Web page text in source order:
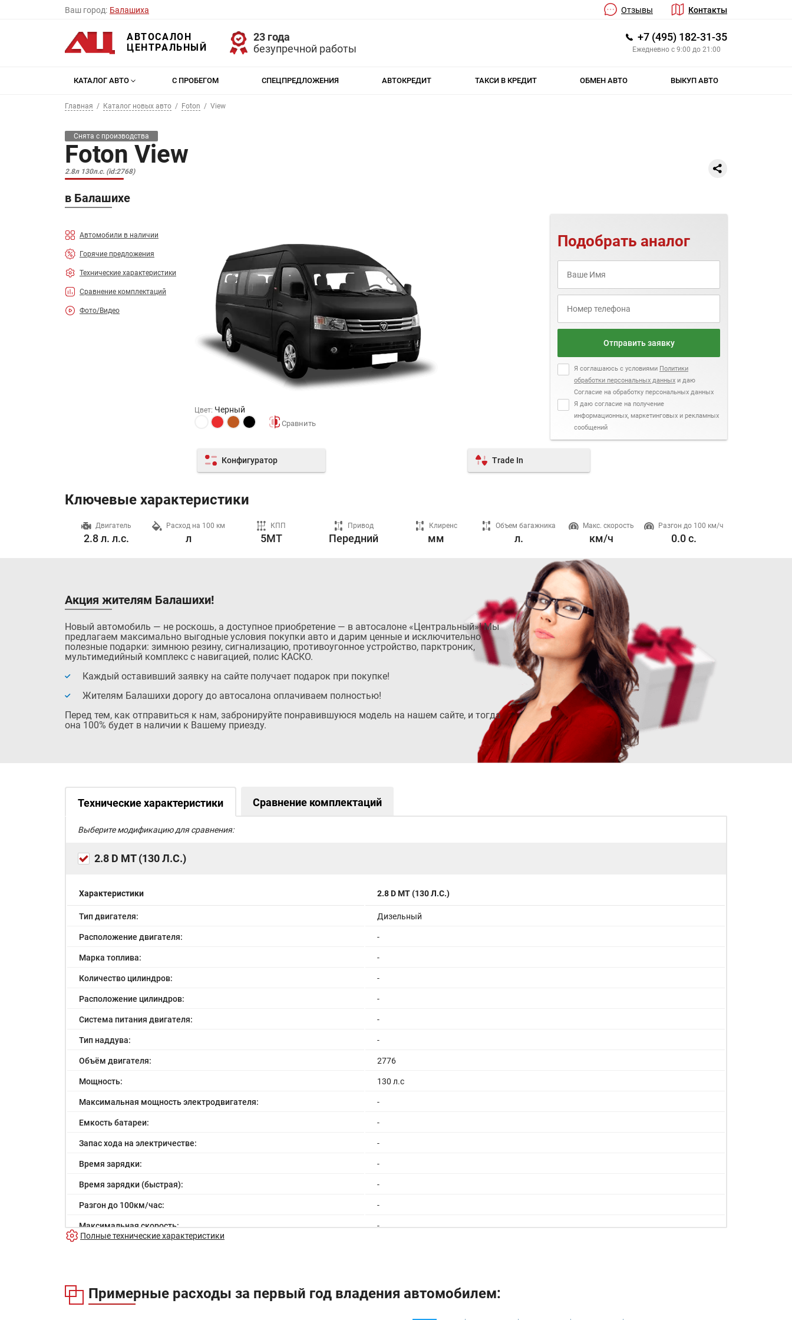
Ваш город: Балашиха Отзывы Контакты
АВТОСАЛОН
ЦЕНТРАЛЬНЫЙ
23 года
безупречной работы
+7 (495) 182-31-35
Ежедневно с 9:00 до 21:00
КАТАЛОГ АВТО С ПРОБЕГОМ СПЕЦПРЕДЛОЖЕНИЯ АВТОКРЕДИТ ТАКСИ В КРЕДИТ ОБМЕН АВТО ВЫКУП АВТО
Главная Каталог новых авто Foton View
Снята с производства
Foton View
2.8л 130л.с. (id:2768)
в Балашихе
Автомобили в наличии
Горячие предложения
Технические характеристики
Сравнение комплектаций
Фото/Видео
Цвет: Черный
Подобрать аналог
Отправить заявку
Я соглашаюсь с условиями Политики
обработки персональных данных и даю
Согласие на обработку персональных данных
Я даю согласие на получение
информационных, маркетинговых и рекламных
сообщений
Конфигуратор Trade In
Ключевые характеристики
Двигатель
2.8 л. л.с.
Расход на 100 км
л
КПП
5MT
Привод
Передний
Клиренс
мм
Объем багажника
л.
Макс. скорость
км/ч
Разгон до 100 км/ч
0.0 с.
Акция жителям Балашихи!
Новый автомобиль — не роскошь, а доступное приобретение — в автосалоне «Центральный»! Мы
предлагаем максимально выгодные условия покупки авто и дарим ценные и исключительно
полезные подарки: зимнюю резину, сигнализацию, противоугонное устройство, парктроник,
мультимедийный комплекс с навигацией, полис КАСКО.
Каждый оставивший заявку на сайте получает подарок при покупке!
Жителям Балашихи дорогу до автосалона оплачиваем полностью!
Перед тем, как отправиться к нам, забронируйте понравившуюся модель на нашем сайте, и тогда
она 100% будет в наличии к Вашему приезду.
Технические характеристики Сравнение комплектаций
Выберите модификацию для сравнения:
2.8 D MT (130 Л.С.)
Характеристики 2.8 D MT (130 Л.С.)
Тип двигателя: Дизельный
Расположение двигателя: -
Марка топлива: -
Количество цилиндров: -
Расположение цилиндров: -
Система питания двигателя: -
Тип наддува: -
Объём двигателя: 2776
Мощность: 130 л.с
Максимальная мощность электродвигателя: -
Емкость батареи: -
Запас хода на электричестве: -
Время зарядки: -
Время зарядки (быстрая): -
Разгон до 100км/час: -
Максимальная скорость: -
Расход в смешанном цикле:
Полные технические характеристики
Примерные расходы за первый год владения автомобилем: